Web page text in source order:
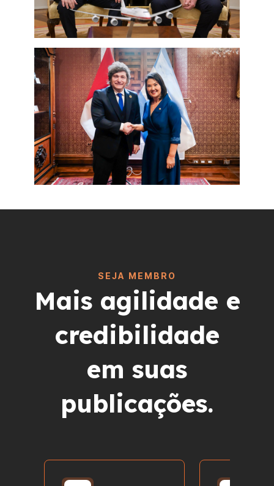
SEJA MEMBRO
Mais agilidade e
credibilidade
em suas
publicações.